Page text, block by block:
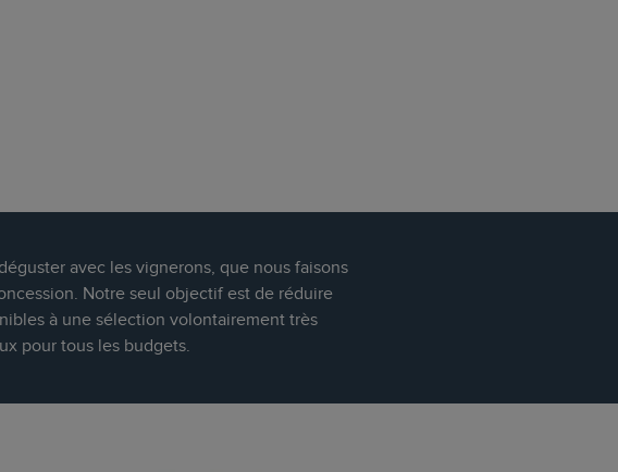
avec les vignerons, que nous faisons
Notre seul objectif est de réduire
à une sélection volontairement très
pour tous les budgets.